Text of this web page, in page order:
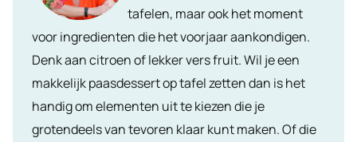
tafelen, maar ook het moment
voor ingredienten die het voorjaar aankondigen.
Denk aan citroen of lekker vers fruit. Wil je een
makkelijk paasdessert op tafel zetten dan is het
handig om elementen uit te kiezen die je
grotendeels van tevoren klaar kunt maken. Of die